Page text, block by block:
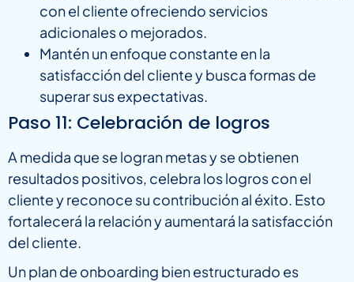
con el cliente ofreciendo servicios
adicionales o mejorados.
Mantén un enfoque constante en la
satisfacción del cliente y busca formas de
superar sus expectativas.
Paso 11: Celebración de logros
A medida que se logran metas y se obtienen
resultados positivos, celebra los logros con el
cliente y reconoce su contribución al éxito. Esto
fortalecerá la relación y aumentará la satisfacción
del cliente.
Un plan de onboarding bien estructurado es